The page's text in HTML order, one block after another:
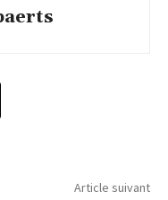
Article suivant